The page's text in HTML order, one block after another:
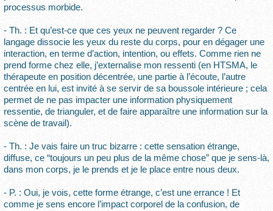
processus morbide.
- Th. : Et qu’est-ce que ces yeux ne peuvent regarder ? Ce
langage dissocie les yeux du reste du corps, pour en dégager une
interaction, en terme d’action, intention, ou effets. Comme rien ne
prend forme chez elle, j’externalise mon ressenti (en HTSMA, le
thérapeute en position décentrée, une partie à l’écoute, l’autre
centrée en lui, est invité à se servir de sa boussole intérieure ; cela
permet de ne pas impacter une information physiquement
ressentie, de trianguler, et de faire apparaître une information sur la
scène de travail).
- Th. : Je vais faire un truc bizarre : cette sensation étrange,
diffuse, ce “toujours un peu plus de la même chose” que je sens-là,
dans mon corps, je le prends et je le place entre nous deux.
- P. : Oui, je vois, cette forme étrange, c’est une errance ! Et
comme je sens encore l’impact corporel de la confusion, de